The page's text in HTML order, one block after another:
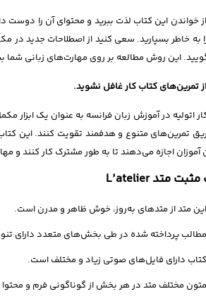
خواندن این کتاب لذت ببرید و محتوای آن را
به خاطر بسپارید. سعی کنید از اصطلاحات جدید در
این روش مطالعه بر روی مهارت‌های زبانی شما
از تمرین‌های کتاب کار غافل نشوید.
اتولیه در آموزش زبان فرانسه به عنوان یک
تمرین‌های متنوع و هدفمند تقویت کنند. این
آموزان اجازه می‌دهند تا به طور مشترک کار کنند و
مثبت متدL’atelier
این متد از متدهای به‌روز، خوش ظاهر و مدرن است.
مطالب پرداخته شده در طی بخش‌های متعدد دارای
کتاب‌ دارای فایل‌های صوتی زیاد و مختلف است.
متون مختلف متد در هر بخش از گوناگونی فرم و محتوا